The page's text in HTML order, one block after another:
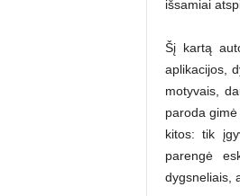
išsamiai
Šį kartą
aplikacijos,
motyvais,
paroda
kitos: tik
parengė
dygsneliais,